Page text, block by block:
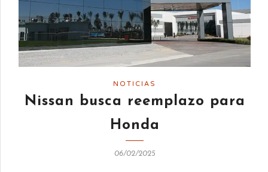
NOTICIAS
Nissan busca reemplazo para
Honda
06/02/2025